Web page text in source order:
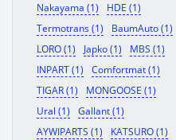
Nakayama (1)
HDE (1)
Termotrans (1)
BaumAuto (1)
LORO (1)
Japko (1)
MBS (1)
INPART (1)
Comfortmat (1)
TIGAR (1)
MONGOOSE (1)
Ural (1)
Gallant (1)
AYWIPARTS (1)
KATSURO (1)